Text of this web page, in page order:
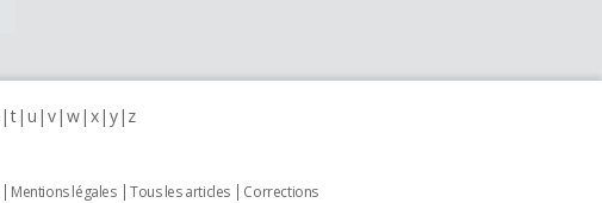
t u v w x y z
Mentions légales Tous les articles
Corrections